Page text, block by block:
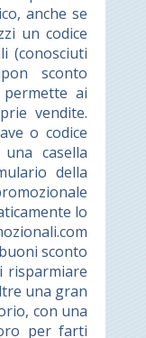
anche se
un codice
(conosciuti
sconto
ai
vendite.
o codice
casella
della
lo
sconto
risparmiare
una gran
con una
per farti